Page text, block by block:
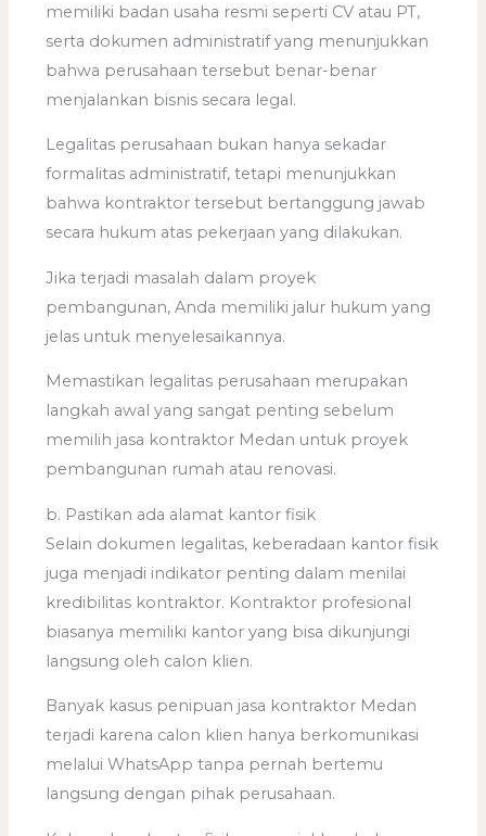
memiliki badan usaha resmi seperti CV atau PT,
serta dokumen administratif yang menunjukkan
bahwa perusahaan tersebut benar-benar
menjalankan bisnis secara legal.
Legalitas perusahaan bukan hanya sekadar
formalitas administratif, tetapi menunjukkan
bahwa kontraktor tersebut bertanggung jawab
secara hukum atas pekerjaan yang dilakukan.
Jika terjadi masalah dalam proyek
pembangunan, Anda memiliki jalur hukum yang
jelas untuk menyelesaikannya.
Memastikan legalitas perusahaan merupakan
langkah awal yang sangat penting sebelum
memilih jasa kontraktor Medan untuk proyek
pembangunan rumah atau renovasi.
b. Pastikan ada alamat kantor fisik
Selain dokumen legalitas, keberadaan kantor fisik
juga menjadi indikator penting dalam menilai
kredibilitas kontraktor. Kontraktor profesional
biasanya memiliki kantor yang bisa dikunjungi
langsung oleh calon klien.
Banyak kasus penipuan jasa kontraktor Medan
terjadi karena calon klien hanya berkomunikasi
melalui WhatsApp tanpa pernah bertemu
langsung dengan pihak perusahaan.